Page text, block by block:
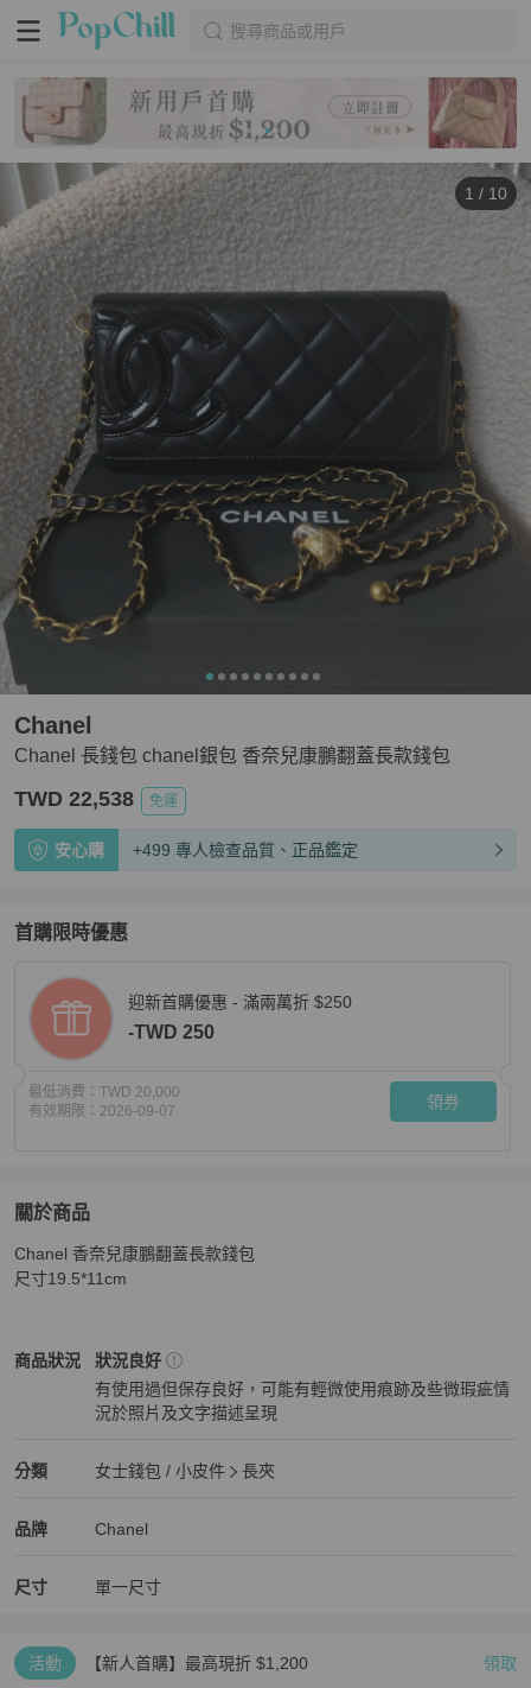
搜尋商品或用戶
1 / 10
Chanel 長錢包 chanel銀包 香奈兒康鵬翻蓋長款錢包
Chanel
TWD 22,538 免運
安心購 +499 專人檢查品質、正品鑑定
首購限時優惠
迎新首購優惠 - 滿兩萬折 $250
-TWD 250
最低消費： TWD 20,000
有效期限： 2026-09-07 領券
關於商品
關於Chanel 長錢包 chanel銀包 香奈兒康鵬翻蓋長款錢包
Chanel 香奈兒康鵬翻蓋長款錢包
尺寸19.5*11cm
商品狀況
Chanel女士錢包 / 小皮件
狀況良好
有使用過但保存良好，可能有輕微使用痕跡及些微瑕疵情
況於照片及文字描述呈現
分類
Chanel 女士錢包 / 小皮件分類資訊
女士錢包 / 小皮件
長夾
品牌
Chanel 精品女士錢包 / 小皮件
Chanel
Chanel 推薦清單
尺寸 單一尺寸
活動 【新人首購】最高現折 $1,200 領取